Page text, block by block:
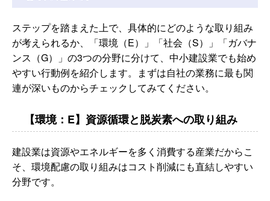
ステップを踏まえた上で、具体的にどのような取り組み
が考えられるか、「環境（E）」「社会（S）」「ガバナ
ンス（G）」の3つの分野に分けて、中小建設業でも始め
やすい行動例を紹介します。まずは自社の業務に最も関
連が深いものからチェックしてみてください。
【環境：E】資源循環と脱炭素への取り組み
建設業は資源やエネルギーを多く消費する産業だからこ
そ、環境配慮の取り組みはコスト削減にも直結しやすい
分野です。